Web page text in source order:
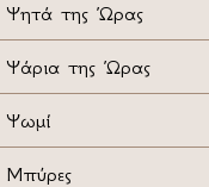
Ψητά της Ώρας
Ψάρια της Ώρας
Ψωμί
Μπύρες